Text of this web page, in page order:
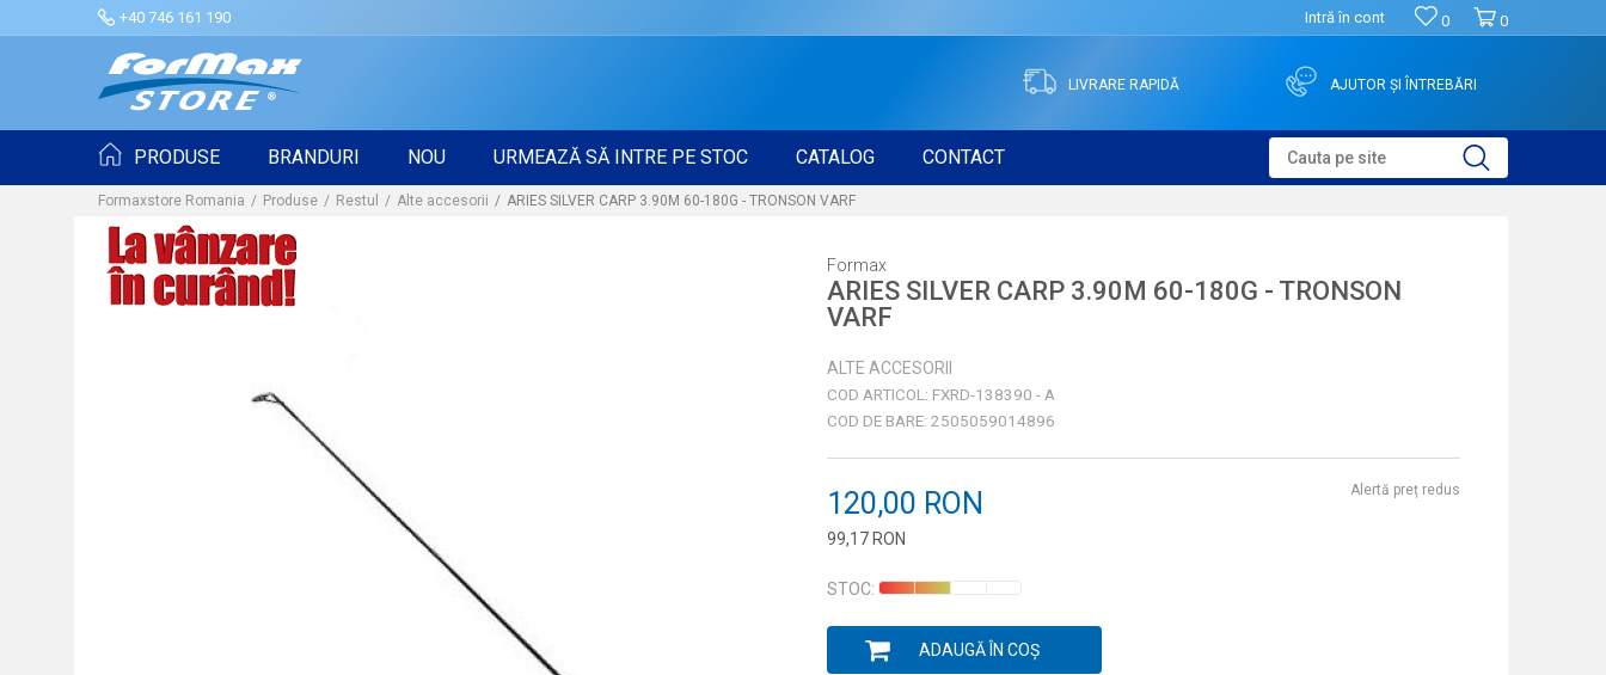
+40 746 161 190 0
0
Intră în cont
LIVRARE RAPIDĂ AJUTOR ȘI ÎNTREBĂRI
PRODUSE BRANDURI NOU URMEAZĂ SĂ INTRE PE STOC CATALOG CONTACT Cauta pe site
Formaxstore Romania Produse Restul Alte accesorii ARIES SILVER CARP 3.90M 60-180G - TRONSON VARF
Formax
ARIES SILVER CARP 3.90M 60-180G - TRONSON
VARF
ALTE ACCESORII
COD ARTICOL: FXRD-138390 - A
COD DE BARE: 2505059014896
120,00 RON
99,17 RON
Alertă preț redus
STOC:
ADAUGĂ ÎN COȘ